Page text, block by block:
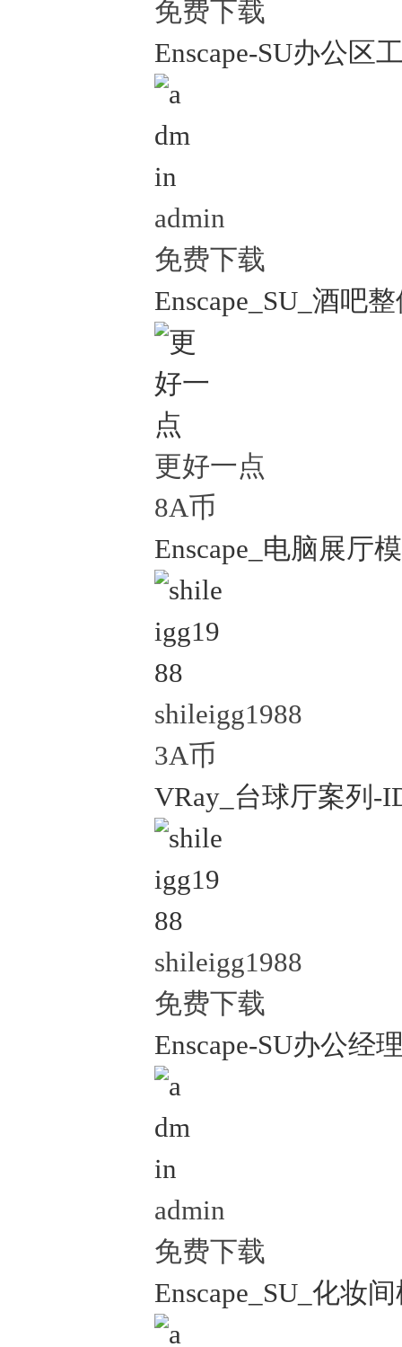
免费下载
Enscape-SU办公区
admin
免费下载
Enscape_SU_酒吧
更好一点
8A币
Enscape_电脑展厅
shileigg1988
3A币
VRay_台球厅案列-
shileigg1988
免费下载
Enscape-SU办公经
admin
免费下载
Enscape_SU_化妆